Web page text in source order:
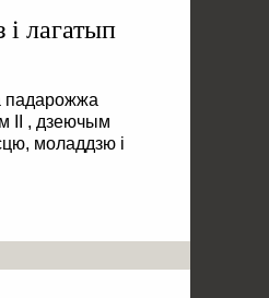
лагатып
падарожжа
ІІ , дзеючым
моладдзю і